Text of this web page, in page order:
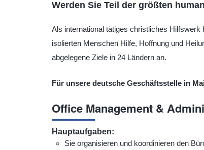
Werden Sie Teil der größten
Als international tätiges christliches
isolierten Menschen Hilfe, Hoffnung und
abgelegene Ziele in 24 Ländern an.
Für unsere deutsche Geschäftsstelle in
Office Management &
Hauptaufgaben:
Sie organisieren und koordinieren den